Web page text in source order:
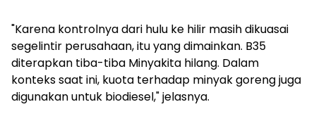
"Karena kontrolnya dari hulu ke hilir masih dikuasai
segelintir perusahaan, itu yang dimainkan. B35
diterapkan tiba-tiba Minyakita hilang. Dalam
konteks saat ini, kuota terhadap minyak goreng juga
digunakan untuk biodiesel," jelasnya.